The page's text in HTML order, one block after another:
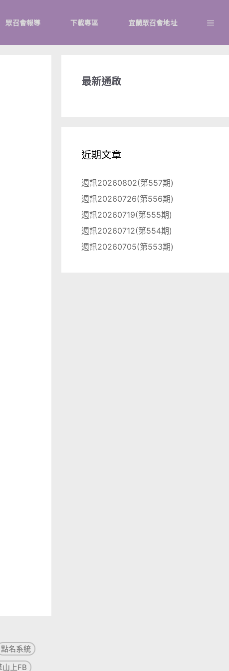
眾召會報導 下載專區 宜蘭眾召會地址
最新通啟
近期文章
週訊20260802(第557期)
週訊20260726(第556期)
週訊20260719(第555期)
週訊20260712(第554期)
週訊20260705(第553期)
點名系統
山上FB